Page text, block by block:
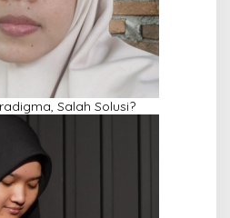
Salah Solusi?